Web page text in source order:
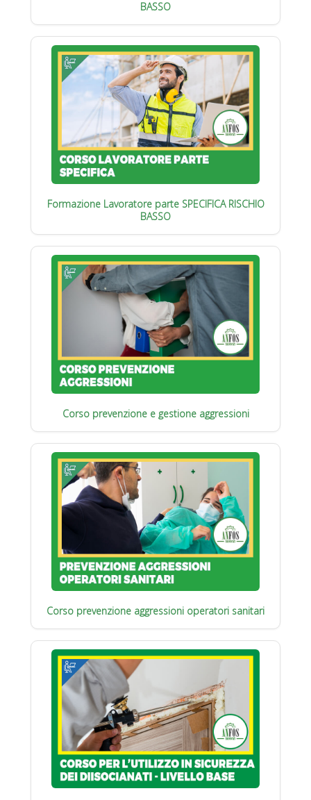
BASSO
Formazione Lavoratore parte SPECIFICA RISCHIO
BASSO
Corso prevenzione e gestione aggressioni
Corso prevenzione aggressioni operatori sanitari